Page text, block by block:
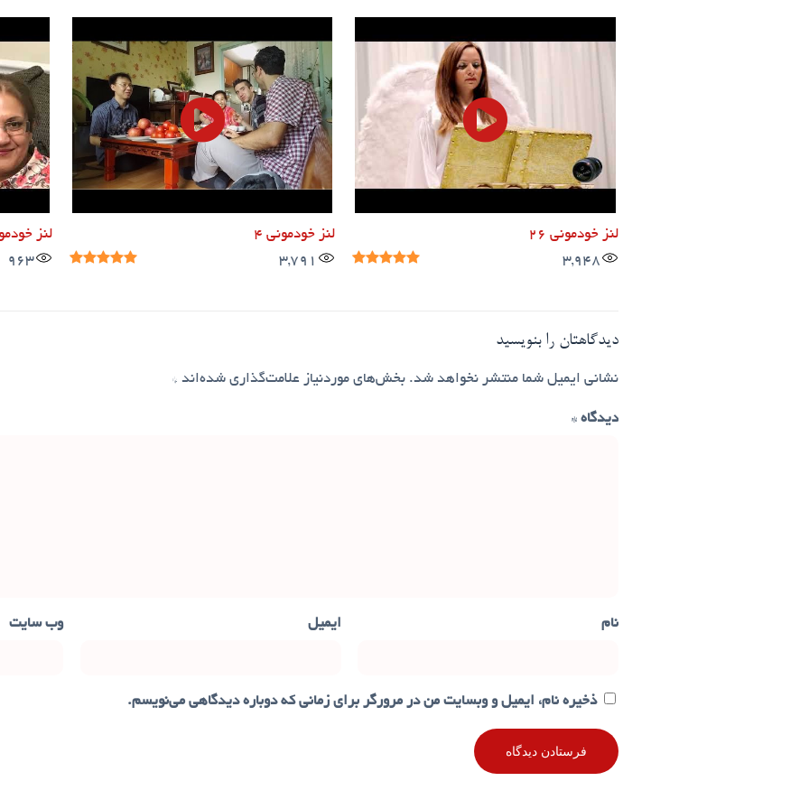
لنز خودمونی ۲۶
3,948
لنز خودمونی ۴
3,791
لنز
963
دیدگاهتان را بنویسید
نشانی ایمیل شما منتشر نخواهد شد. بخش‌های موردنیاز علامت‌گذاری شده‌اند *
دیدگاه *
نام ایمیل وب‌ سایت
ذخیره نام، ایمیل و وبسایت من در مرورگر برای زمانی که دوباره دیدگاهی می‌نویسم.